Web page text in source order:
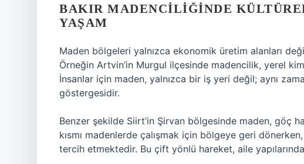
BAKIR MADENCILIĞINDE
YAŞAM
Maden bölgeleri yalnızca ekonomik üretim alanları
Örneğin Artvin’in Murgul ilçesinde madencilik, yerel
İnsanlar için maden, yalnızca bir iş yeri değil; aynı
göstergesidir.
Benzer şekilde Siirt’in Şirvan bölgesinde maden, göç
kısmı madenlerde çalışmak için bölgeye geri
tercih etmektedir. Bu çift yönlü hareket, aile